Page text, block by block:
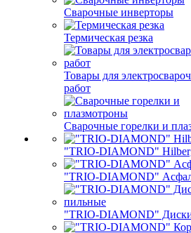
Сварочные инверторы
Термическая резка
Товары для
работ
Сварочные горелки и
"TRIO-DIAMOND"
"TRIO-DIAMOND"
"TRIO-DIAMOND"